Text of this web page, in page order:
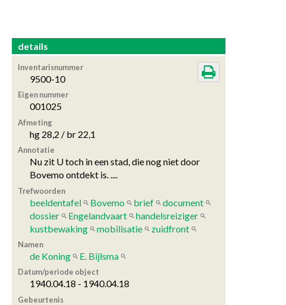
details
Inventarisnummer
9500-10
Eigen nummer
001025
Afmeting
hg 28,2 / br 22,1
Annotatie
Nu zit U toch in een stad, die nog niet door
Bovemo ontdekt is. ....
Trefwoorden
beeldentafel Bovemo brief
document
dossier
Engelandvaart
handelsreiziger
kustbewaking
mobilisatie zuidfront
Namen
de Koning E. Bijlsma
Datum/periode object
1940.04.18 - 1940.04.18
Gebeurtenis